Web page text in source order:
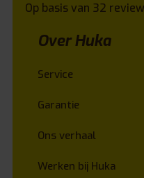
Op basis van 32
Over Huka
Service
Garantie
Ons verhaal
Werken bij Huka